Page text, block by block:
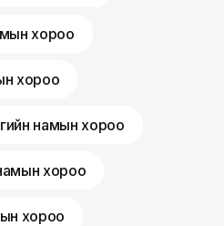
хороо
хороо
намын хороо
хороо
хороо